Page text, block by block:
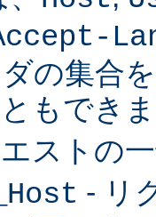
の集合
もでき
ストの
- リ